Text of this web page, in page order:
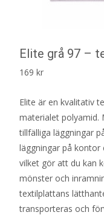
Elite grå 97 –
169 kr
Elite är en kvalitativ
materialet polyamid.
tillfälliga läggningar
läggningar på kontor
vilket gör att du kan
mönster och
textilplattans
transporteras och